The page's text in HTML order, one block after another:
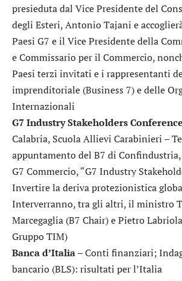
presieduta dal Vice Presidente del
degli Esteri, Antonio Tajani e
Paesi G7 e il Vice Presidente della
e Commissario per il Commercio,
Paesi terzi invitati e i rappresentanti
imprenditoriale (Business 7) e delle
Internazionali
G7 Industry Stakeholders Conference
Calabria, Scuola Allievi Carabinieri –
appuntamento del B7 di
G7 Commercio, “G7 Industry
Invertire la deriva protezionistica
Interverranno, tra gli altri, il ministro
Marcegaglia (B7 Chair) e Pietro
Gruppo TIM)
Banca d’Italia– Conti finanziari;
bancario (BLS): risultati per l’Italia